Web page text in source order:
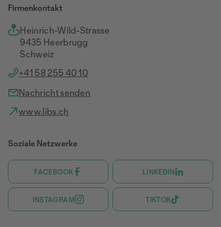
Firmenkontakt
Heinrich-Wild-Strasse
9435 Heerbrugg
Schweiz
+41 58 255 40 10
Nachricht senden
www.libs.ch
Soziale Netzwerke
FACEBOOK LINKEDIN
INSTAGRAM TIKTOK